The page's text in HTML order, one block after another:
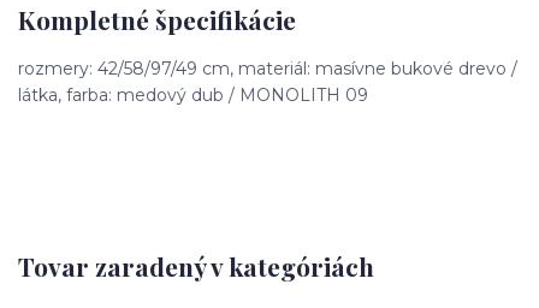
Kompletné špecifikácie
rozmery: 42/58/97/49 cm, materiál: masívne bukové drevo /
látka, farba: medový dub / MONOLITH 09
Tovar zaradený v kategóriách